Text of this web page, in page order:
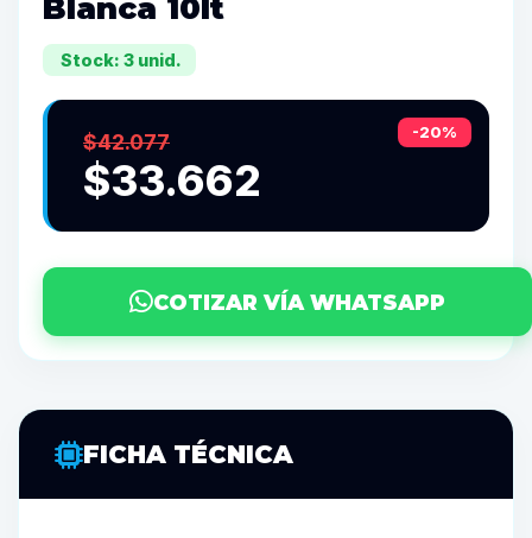
Blanca 10lt
Stock: 3 unid.
-20%
$42.077
$33.662
COTIZAR VÍA WHATSAPP
FICHA TÉCNICA